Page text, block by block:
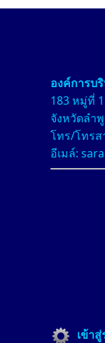
องค์การบ
183 หมู่ที่
จังหวัดลำ
โทร/โทรส
อีเมล์:
เข้า